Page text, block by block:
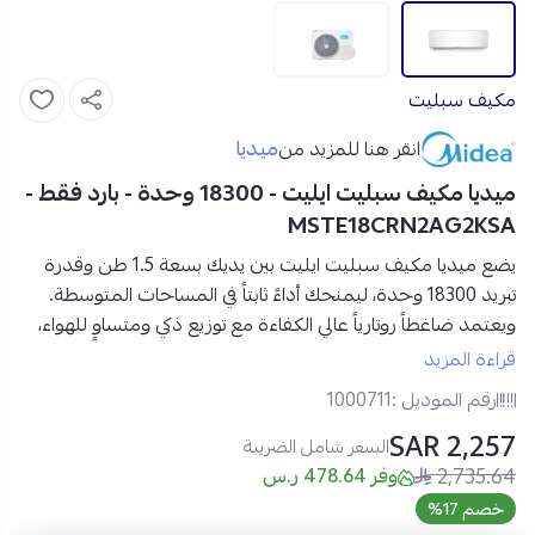
مكيف سبليت
انقر هنا للمزيد منميديا
ميديا مكيف سبليت ايليت - 18300 وحدة - بارد فقط -
MSTE18CRN2AG2KSA
يضع ميديا مكيف سبليت ايليت بين يديك بسعة 1.5 طن وقدرة
تبريد 18300 وحدة، ليمنحك أداءً ثابتاً في المساحات المتوسطة.
ويعتمد ضاغطاً روتارياً عالي الكفاءة مع توزيع ذكي ومتساوٍ للهواء،
فتستفيد من تبريد سريع وصوت منخفض في جهاز واحد.
مواصفات مكيف سبليت ميديا إيليت بتبريد 18300 وحدة
التصنيف:مكيف سبليت
العلامة التجارية:ميديا
نوع المنتج:
قراءة المزيد
رقم الموديل :1000711
2,257 SAR السعر شامل الضريبة
2,735.64 وفر 478.64 ر.س
خصم 17%